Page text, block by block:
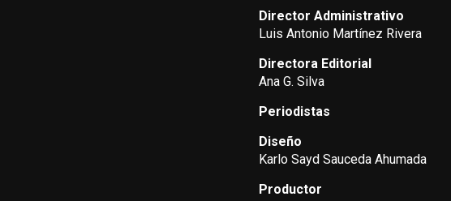
Director Administrativo
Luis Antonio Martínez Rivera
Directora Editorial
Ana G. Silva
Periodistas
Diseño
Karlo Sayd Sauceda Ahumada
Productor